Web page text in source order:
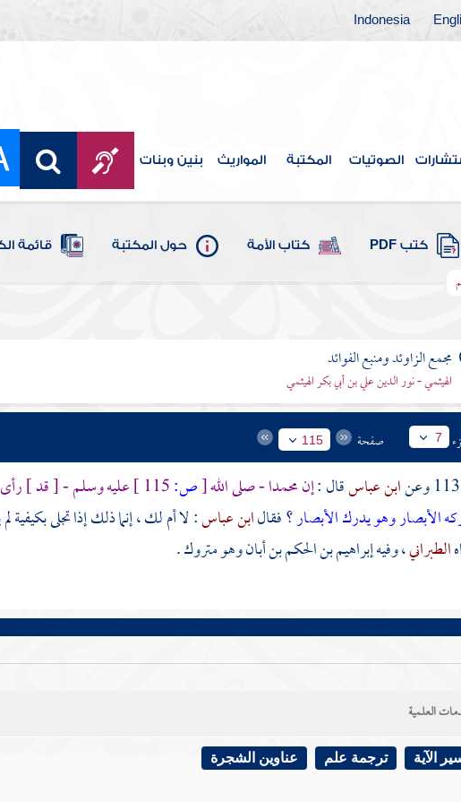
Indonesia
الصوتيات المكتبة المواريث بنين وبنات
كتب PDF كتاب الأمة حول المكتبة قائمة
مجمع الزاوئد ومنبع الفوائد
الهيثمي - نور الدين علي بن أبي بكر الهيثمي
7 صفحة 115
وعن ابن عباسقال :إنمحمدا- صلى الله[ص: عليه وسلم - [ قد ]
الأبصار وهو يدرك الأبصار؟ فقالابن عباس: لا أم لك ، إنما ذلك إذا تجلى
الطبراني، وفيهإبراهيم بن الحكم بن أبانوهو متروك .
العلمية
الآية ترجمة علم عناوين الشجرة